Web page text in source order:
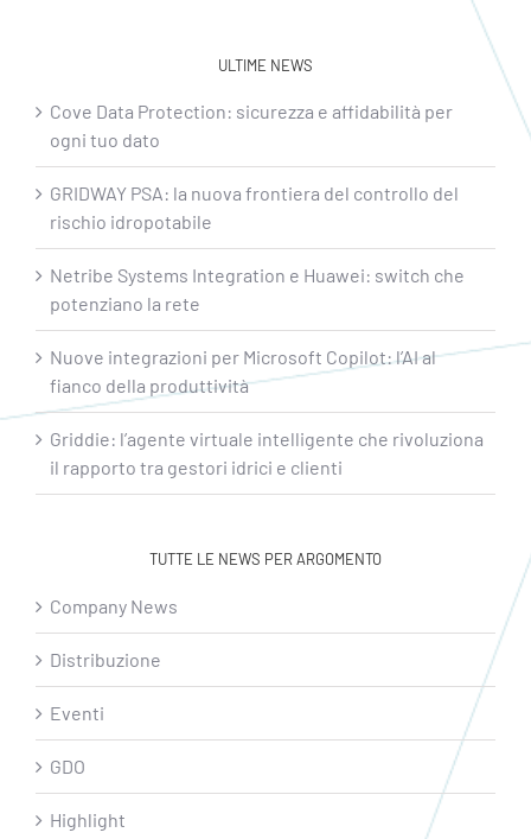
ULTIME NEWS
Cove Data Protection: sicurezza e affidabilità per
ogni tuo dato
GRIDWAY PSA: la nuova frontiera del controllo del
rischio idropotabile
Netribe Systems Integration e Huawei: switch che
potenziano la rete
Nuove integrazioni per Microsoft Copilot: l’AI al
fianco della produttività
Griddie: l’agente virtuale intelligente che rivoluziona
il rapporto tra gestori idrici e clienti
TUTTE LE NEWS PER ARGOMENTO
Company News
Distribuzione
Eventi
GDO
Highlight